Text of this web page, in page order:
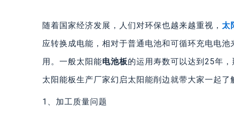
随着国家经济发展，人们对环保也越来越重视， 太
应转换成电能，相对于普通电池和可循环充电电
用。一般太阳能电池板的运用寿数可以达到25年
太阳能板生产厂家幻启太阳能削边就带大家一起了
1、加工质量问题